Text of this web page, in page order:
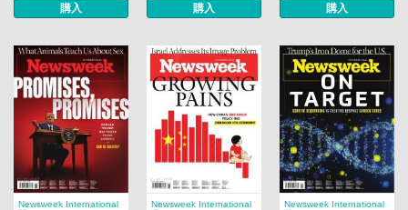
購入 購入 購入
Newsweek International
Newsweek International
Newsweek International